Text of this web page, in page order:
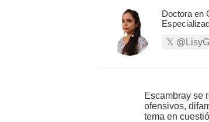
Doctora en
Escambray se
ofensivos,
tema en